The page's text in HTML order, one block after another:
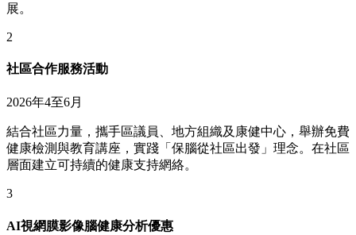
展。
2
社區合作服務活動
2026年4至6月
結合社區力量，攜手區議員、地方組織及康健中心，舉辦免費
健康檢測與教育講座，實踐「保腦從社區出發」理念。在社區
層面建立可持續的健康支持網絡。
3
AI視網膜影像腦健康分析優惠